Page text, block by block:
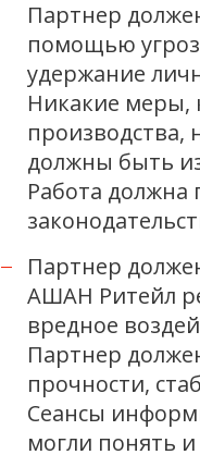
Партнер
помощью
удержание
Никакие меры,
должны быть
Работа должна
Партнер
АШАН Ритейл
вредное
Партнер
прочности,
Сеансы
могли понять